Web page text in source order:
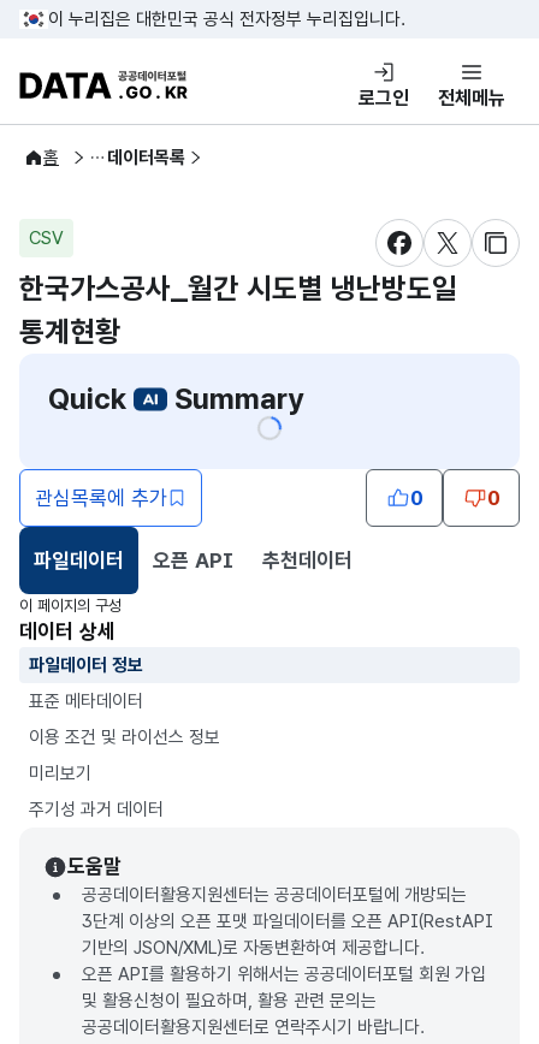
콘텐츠 바로가기
푸터 바로가기
이 누리집은 대한민국 공식 전자정부 누리집입니다.
DATA.GO.KR 공공데이터포털
로그인 전체메뉴
홈
공공데이터 데이터목록
CSV
새창 열림새창 열림
새창
한국가스공사_월간 시도별 냉난방도일
통계현황
Quick
Summary
관심목록에 추가 0 0
파일데이터
선택됨
오픈 API 추천데이터
이 페이지의 구성
데이터 상세
파일데이터 정보
표준 메타데이터
이용 조건 및 라이선스 정보
미리보기
주기성 과거 데이터
도움말
공공데이터활용지원센터는 공공데이터포털에 개방되는
3단계 이상의 오픈 포맷 파일데이터를 오픈 API(RestAPI
기반의 JSON/XML)로 자동변환하여 제공합니다.
오픈 API를 활용하기 위해서는 공공데이터포털 회원 가입
및 활용신청이 필요하며, 활용 관련 문의는
공공데이터활용지원센터로 연락주시기 바랍니다.